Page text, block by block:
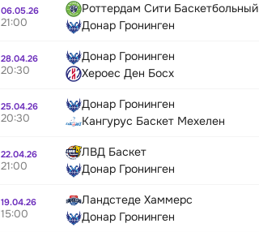
06.05.26
21:00
Роттердам Сити Баскетбольный
Донар Гронинген
28.04.26
20:30
Донар Гронинген
Хероес Ден Босх
25.04.26
20:30
Донар Гронинген
Кангурус Баскет Мехелен
22.04.26
21:00
ЛВД Баскет
Донар Гронинген
19.04.26
15:00
Ландстеде Хаммерс
Донар Гронинген